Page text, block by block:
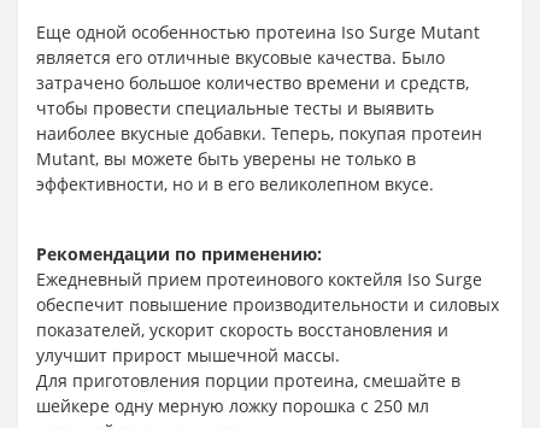
Еще одной особенностью протеина Iso Surge Mutant
является его отличные вкусовые качества. Было
затрачено большое количество времени и средств,
чтобы провести специальные тесты и выявить
наиболее вкусные добавки. Теперь, покупая протеин
Mutant, вы можете быть уверены не только в
эффективности, но и в его великолепном вкусе.
Рекомендации по применению:
Ежедневный прием протеинового коктейля Iso Surge
обеспечит повышение производительности и силовых
показателей, ускорит скорость восстановления и
улучшит прирост мышечной массы.
Для приготовления порции протеина, смешайте в
шейкере одну мерную ложку порошка с 250 мл